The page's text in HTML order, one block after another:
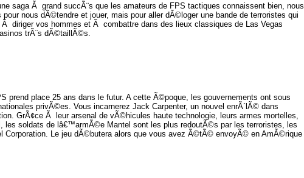
saga Ã grand succÃ¨s que les amateurs de FPS tactiques connaissent bien, nous
nous dÃ©tendre et jouer, mais pour aller dÃ©loger une bande de terroristes qui
diriger vos hommes et Ã combattre dans des lieux classiques de Las Vegas
trÃ¨s dÃ©taillÃ©s.
prend place 25 ans dans le futur. A cette Ã©poque, les gouvernements ont sous
privÃ©es. Vous incarnerez Jack Carpenter, un nouvel enrÃ´lÃ© dans
GrÃ¢ce Ã leur arsenal de vÃ©hicules haute technologie, leurs armes mortelles,
les soldats de lâ€™armÃ©e Mantel sont les plus redoutÃ©s par les terroristes, les
Corporation. Le jeu dÃ©butera alors que vous avez Ã©tÃ© envoyÃ© en AmÃ©rique